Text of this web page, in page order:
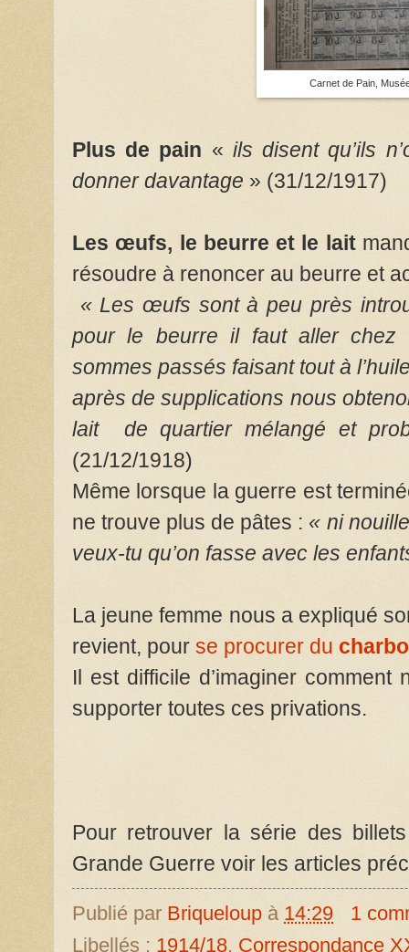
Carnet de Pain,
Plus de pain « ils disent qu’ils
donner davantage » (31/12/1917)
Les œufs, le beurre et le lait
résoudre à renoncer au beurre et
« Les œufs sont à peu près
pour le beurre il faut aller
sommes passés faisant tout à
après de supplications nous
lait
de quartier mélangé et
(21/12/1918)
Même lorsque la guerre est
ne trouve plus de pâtes : « ni
veux-tu qu’on fasse avec les
La jeune femme nous a expliqué
revient, pour se procurer du
Il est difficile d’imaginer
supporter toutes ces privations.
Pour retrouver la série des
Grande Guerre voir les articles
Publié par Briqueloup à 14:29
1
Libellés : 1914/18, Correspondance